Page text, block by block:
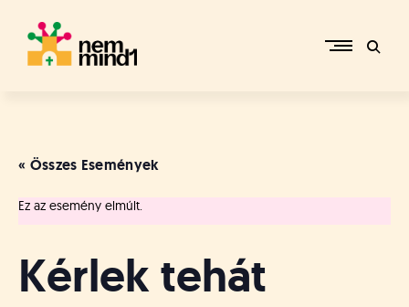
content
p
r
i
R
« Összes Események
Ez az esemény elmúlt.
Kérlek tehát